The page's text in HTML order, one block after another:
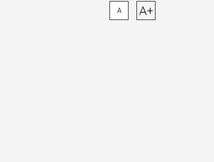
A A+